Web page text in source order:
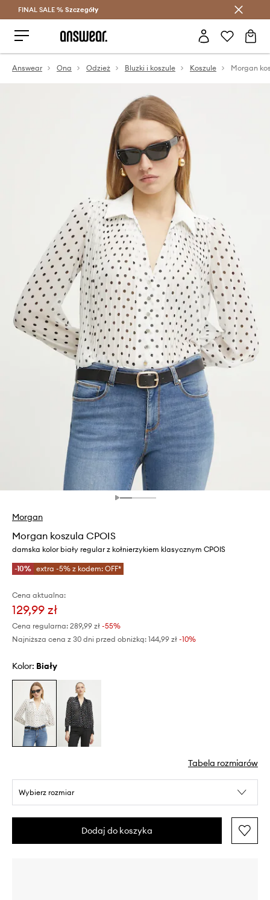
Oszczędzaj z Answear Club >
FINAL SALE % Szczegóły
Answear Ona Odzież Bluzki i koszule Koszule Morgan
Morgan
Morgan koszula CPOIS
damska kolor biały regular z kołnierzykiem klasycznym CPOIS
-10% extra -5% z kodem: OFF*
Cena aktualna:
129,99 zł
Cena regularna: 289,99 zł -55%
Najniższa cena z 30 dni przed obniżką: 144,99 zł -10%
Kolor: biały
Tabela rozmiarów
Wybierz rozmiar
Dodaj do koszyka